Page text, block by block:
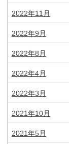
2022年11月
2022年9月
2022年8月
2022年4月
2022年3月
2021年10月
2021年5月